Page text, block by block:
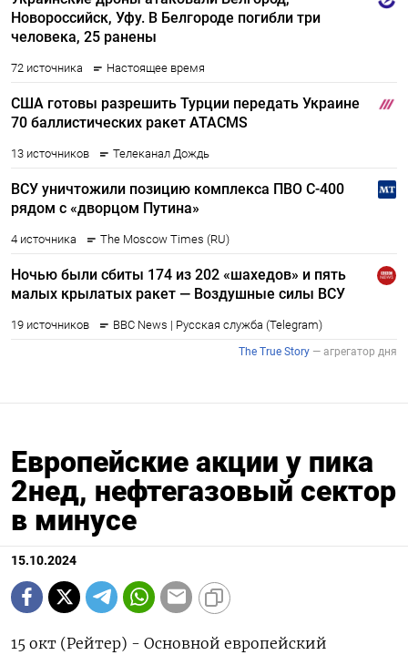
Европейские акции у пика
2нед, нефтегазовый сектор
в минусе
15.10.2024
15 окт (Рейтер) - Основной европейский